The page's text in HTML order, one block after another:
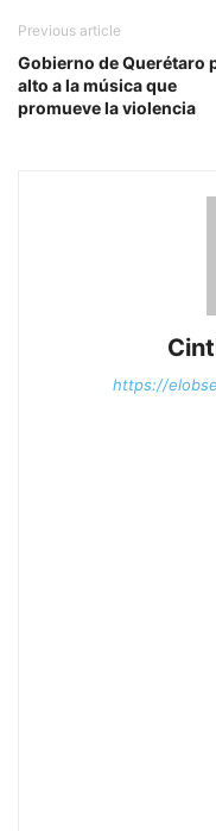
Previous article
Gobierno de Querétaro
alto a la música que
promueve la violencia
https://